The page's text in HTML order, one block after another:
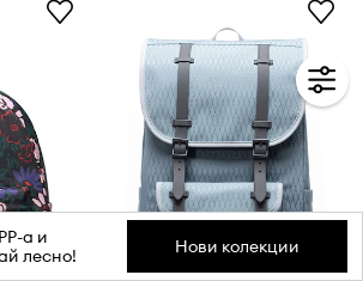
a и
лесно!
Нови колекции